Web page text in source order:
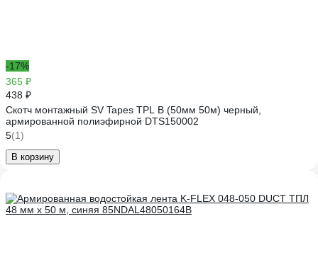
-17%
365 ₽
438 ₽
Скотч монтажный SV Tapes TPL B (50мм 50м) черный,
армированной полиэфирной DTS150002
5(1)
В корзину